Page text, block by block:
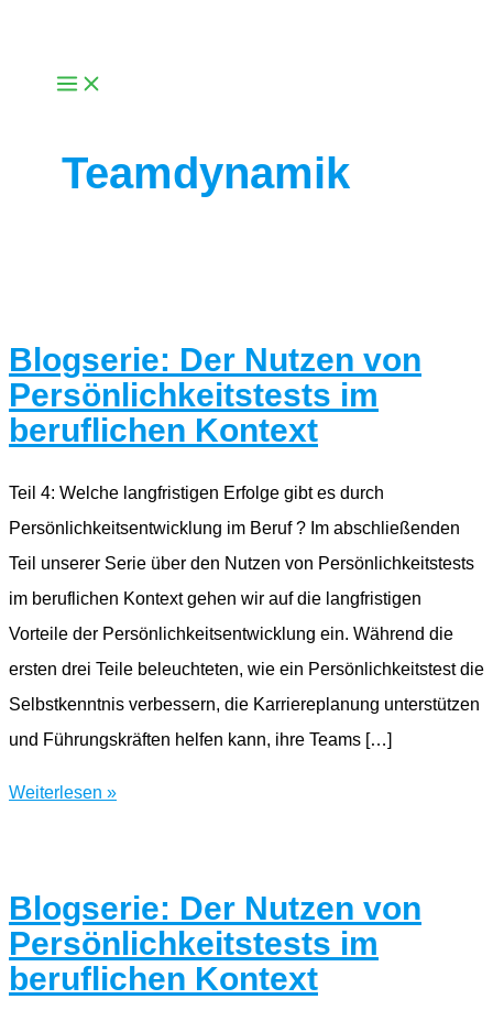
Teamdynamik
Blogserie: Der Nutzen von
Persönlichkeitstests im
beruflichen Kontext
Teil 4: Welche langfristigen Erfolge gibt es durch
Persönlichkeitsentwicklung im Beruf ? Im abschließenden
Teil unserer Serie über den Nutzen von Persönlichkeitstests
im beruflichen Kontext gehen wir auf die langfristigen
Vorteile der Persönlichkeitsentwicklung ein. Während die
ersten drei Teile beleuchteten, wie ein Persönlichkeitstest die
Selbstkenntnis verbessern, die Karriereplanung unterstützen
und Führungskräften helfen kann, ihre Teams […]
Blogserie:
von
Persönlichkeitstests
im
Weiterlesen »
Blogserie: Der Nutzen von
Persönlichkeitstests im
beruflichen Kontext